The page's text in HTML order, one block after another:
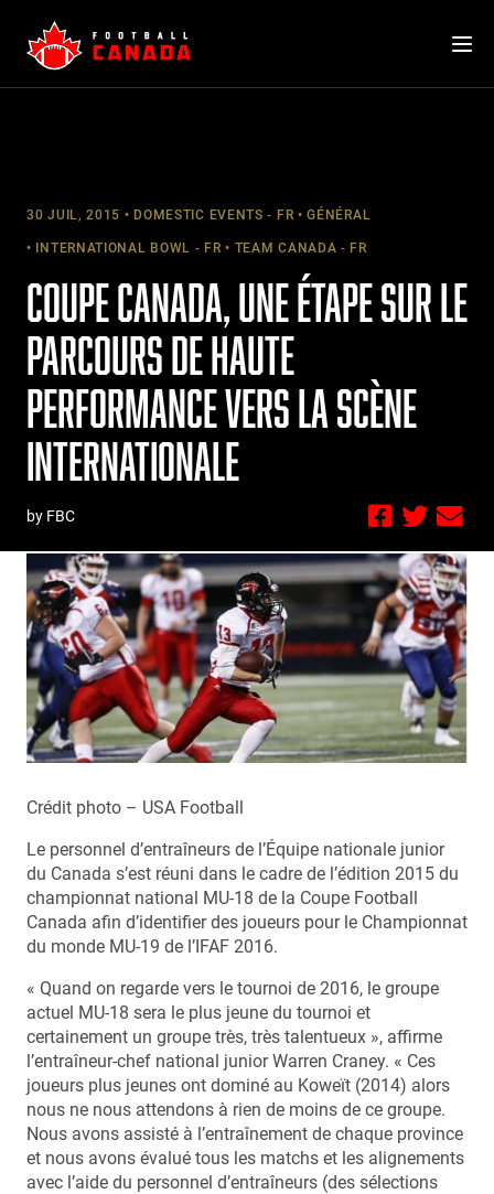
content
30 JUIL, 2015 DOMESTIC EVENTS - FR GÉNÉRAL
INTERNATIONAL BOWL - FR TEAM CANADA - FR
COUPE CANADA, UNE ÉTAPE SUR LE
PARCOURS DE HAUTE
PERFORMANCE VERS LA SCÈNE
INTERNATIONALE
by FBC
Crédit photo – USA Football
Le personnel d’entraîneurs de l’Équipe nationale junior
du Canada s’est réuni dans le cadre de l’édition 2015 du
championnat national MU-18 de la Coupe Football
Canada afin d’identifier des joueurs pour le Championnat
du monde MU-19 de l’IFAF 2016.
« Quand on regarde vers le tournoi de 2016, le groupe
actuel MU-18 sera le plus jeune du tournoi et
certainement un groupe très, très talentueux », affirme
l’entraîneur-chef national junior Warren Craney. « Ces
joueurs plus jeunes ont dominé au Koweït (2014) alors
nous ne nous attendons à rien de moins de ce groupe.
Nous avons assisté à l’entraînement de chaque province
et nous avons évalué tous les matchs et les alignements
avec l’aide du personnel d’entraîneurs (des sélections